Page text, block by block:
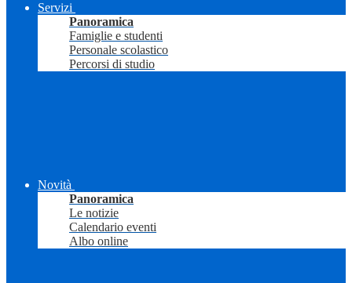
Servizi
Panoramica
Famiglie e studenti
Personale scolastico
Percorsi di studio
Novità
Panoramica
Le notizie
Calendario eventi
Albo online